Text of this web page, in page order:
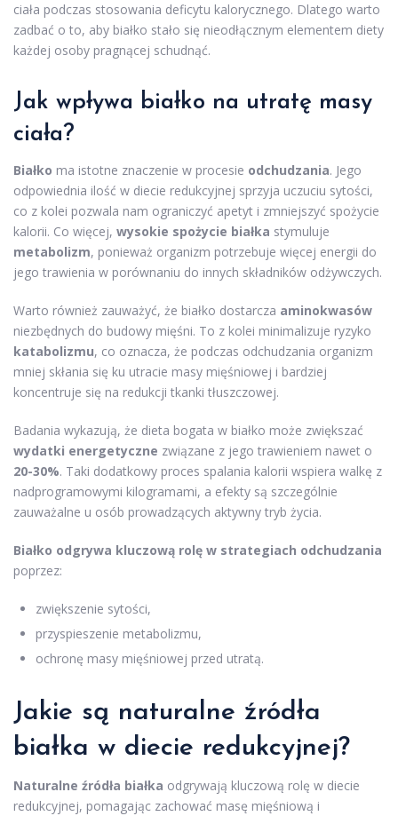
ciała podczas stosowania deficytu kalorycznego. Dlatego warto
zadbać o to, aby białko stało się nieodłącznym elementem diety
każdej osoby pragnącej schudnąć.
Jak wpływa białko na utratę masy
ciała?
Białko ma istotne znaczenie w procesie odchudzania. Jego
odpowiednia ilość w diecie redukcyjnej sprzyja uczuciu sytości,
co z kolei pozwala nam ograniczyć apetyt i zmniejszyć spożycie
kalorii. Co więcej, wysokie spożycie białka stymuluje
metabolizm, ponieważ organizm potrzebuje więcej energii do
jego trawienia w porównaniu do innych składników odżywczych.
Warto również zauważyć, że białko dostarcza aminokwasów
niezbędnych do budowy mięśni. To z kolei minimalizuje ryzyko
katabolizmu, co oznacza, że podczas odchudzania organizm
mniej skłania się ku utracie masy mięśniowej i bardziej
koncentruje się na redukcji tkanki tłuszczowej.
Badania wykazują, że dieta bogata w białko może zwiększać
wydatki energetyczne związane z jego trawieniem nawet o
20-30%. Taki dodatkowy proces spalania kalorii wspiera walkę z
nadprogramowymi kilogramami, a efekty są szczególnie
zauważalne u osób prowadzących aktywny tryb życia.
Białko odgrywa kluczową rolę w strategiach odchudzania
poprzez:
zwiększenie sytości,
przyspieszenie metabolizmu,
ochronę masy mięśniowej przed utratą.
Jakie są naturalne źródła
białka w diecie redukcyjnej?
Naturalne źródła białka odgrywają kluczową rolę w diecie
redukcyjnej, pomagając zachować masę mięśniową i